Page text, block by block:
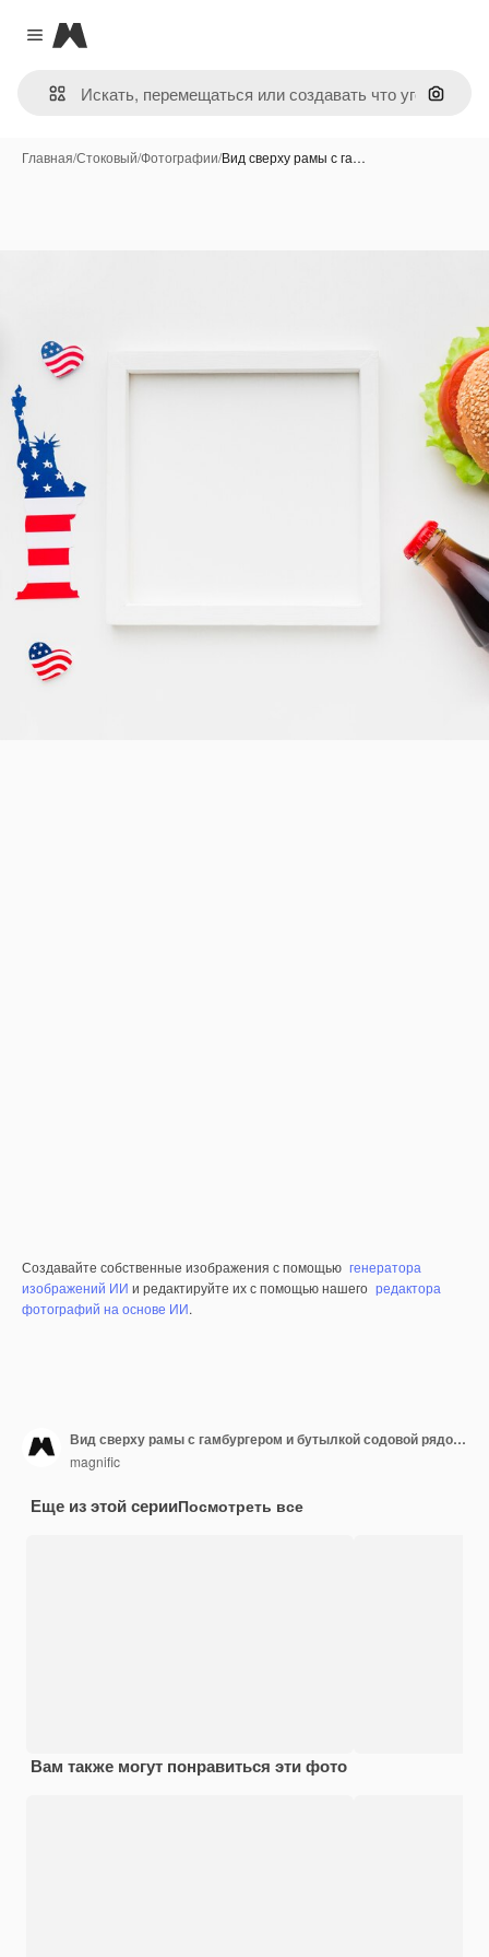
Close menu
Magnific
Поиск
Главная/Стоковый/Фотографии/Вид сверху рамы с га…
Создавайте собственные изображения с помощью генератора
изображений ИИ и редактируйте их с помощью нашего редактора
фотографий на основе ИИ.
Вид сверху рамы с гамбургером и бутылкой содовой рядом со статуей свободы
magnific
Еще из этой серииПосмотреть все
Вам также могут понравиться эти фото